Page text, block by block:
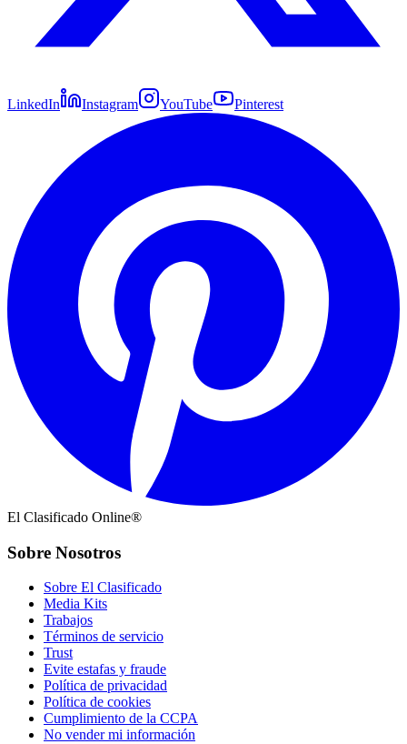
LinkedIn Instagram YouTube Pinterest
El Clasificado Online®
Sobre Nosotros
Sobre El Clasificado
Media Kits
Trabajos
Términos de servicio
Trust
Evite estafas y fraude
Política de privacidad
Política de cookies
Cumplimiento de la CCPA
No vender mi información